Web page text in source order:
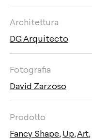
Architettura
DG Arquitecto
Fotografia
David Zarzoso
Prodotto
Fancy Shape,Up,Art,